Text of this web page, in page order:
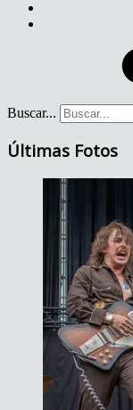
Buscar...
Últimas Fotos